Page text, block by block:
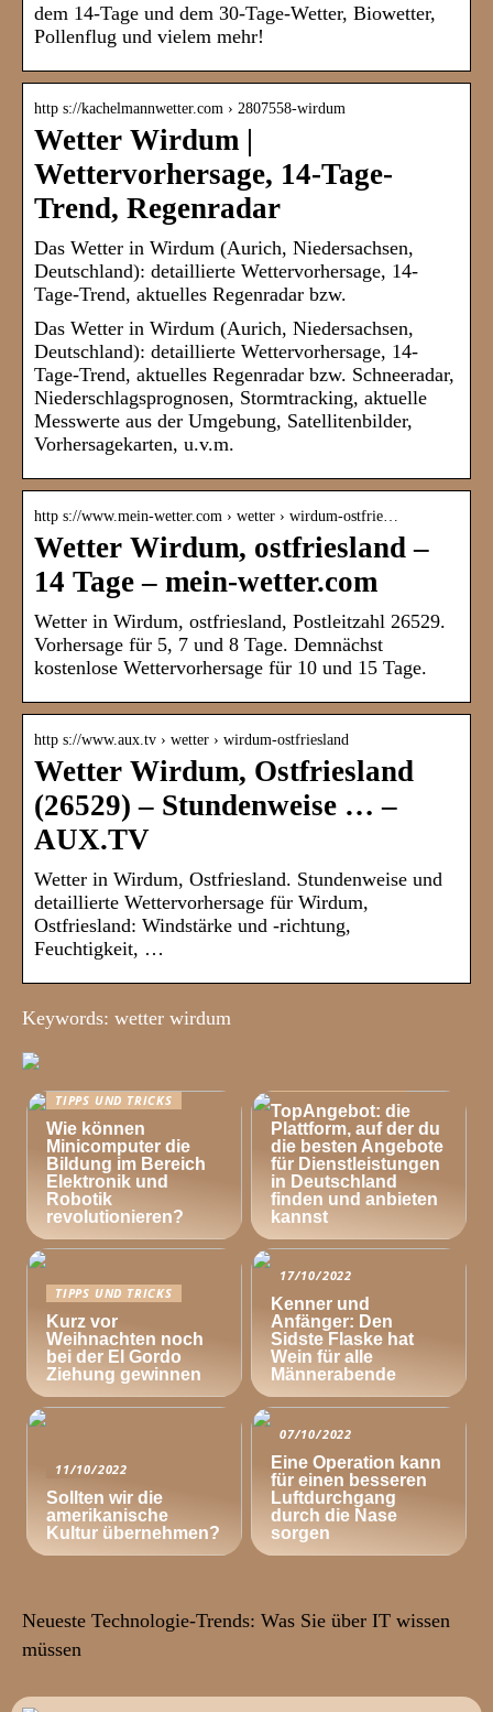
dem 14-Tage und dem 30-Tage-Wetter, Biowetter,
Pollenflug und vielem mehr!
http s://kachelmannwetter.com › 2807558-wirdum
Wetter Wirdum |
Wettervorhersage, 14-Tage-
Trend, Regenradar
Das Wetter in Wirdum (Aurich, Niedersachsen,
Deutschland): detaillierte Wettervorhersage, 14-
Tage-Trend, aktuelles Regenradar bzw.
Das Wetter in Wirdum (Aurich, Niedersachsen,
Deutschland): detaillierte Wettervorhersage, 14-
Tage-Trend, aktuelles Regenradar bzw. Schneeradar,
Niederschlagsprognosen, Stormtracking, aktuelle
Messwerte aus der Umgebung, Satellitenbilder,
Vorhersagekarten, u.v.m.
http s://www.mein-wetter.com › wetter › wirdum-ostfrie…
Wetter Wirdum, ostfriesland –
14 Tage – mein-wetter.com
Wetter in Wirdum, ostfriesland, Postleitzahl 26529.
Vorhersage für 5, 7 und 8 Tage. Demnächst
kostenlose Wettervorhersage für 10 und 15 Tage.
http s://www.aux.tv › wetter › wirdum-ostfriesland
Wetter Wirdum, Ostfriesland
(26529) – Stundenweise … –
AUX.TV
Wetter in Wirdum, Ostfriesland. Stundenweise und
detaillierte Wettervorhersage für Wirdum,
Ostfriesland: Windstärke und -richtung,
Feuchtigkeit, …
Keywords: wetter wirdum
TIPPS UND TRICKS
Wie können
Minicomputer die
Bildung im Bereich
Elektronik und
Robotik
revolutionieren?
TopAngebot: die
Plattform, auf der du
die besten Angebote
für Dienstleistungen
in Deutschland
finden und anbieten
kannst
TIPPS UND TRICKS
Kurz vor
Weihnachten noch
bei der El Gordo
Ziehung gewinnen
17/10/2022
Kenner und
Anfänger: Den
Sidste Flaske hat
Wein für alle
Männerabende
11/10/2022
Sollten wir die
amerikanische
Kultur übernehmen?
07/10/2022
Eine Operation kann
für einen besseren
Luftdurchgang
durch die Nase
sorgen
Neueste Technologie-Trends: Was Sie über IT wissen
müssen